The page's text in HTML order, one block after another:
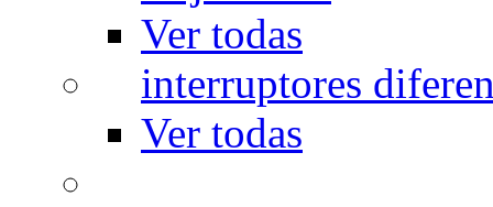
Ver todas
interruptores
Ver todas